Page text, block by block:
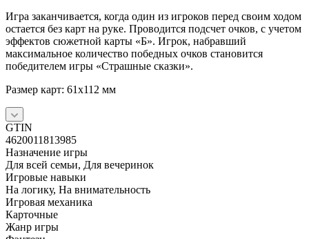
Игра заканчивается, когда один из игроков перед своим ходом
остается без карт на руке. Проводится подсчет очков, с учетом
эффектов сюжетной карты «Б». Игрок, набравший
максимальное количество победных очков становится
победителем игры «Страшные сказки».
Размер карт: 61x112 мм
GTIN
4620011813985
Назначение игры
Для всей семьи, Для вечеринок
Игровые навыки
На логику, На внимательность
Игровая механика
Карточные
Жанр игры